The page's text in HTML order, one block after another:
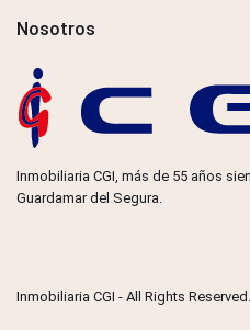
Nosotros
Inmobiliaria CGI, más de 55 años
Guardamar del Segura.
Inmobiliaria CGI - All Rights Reserved.